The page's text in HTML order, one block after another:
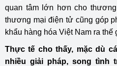
quan tâm lớn hơn cho
thương mại điện tử cũng góp
khẩu hàng hóa Việt Nam ra thế
Thực tế cho thấy, mặc dù
nhiều giải pháp, song tình